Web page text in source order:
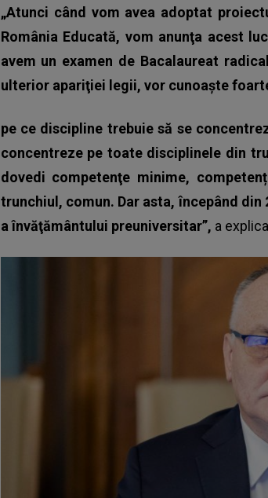
„Atunci când vom avea adoptat
România Educată, vom anunţa acest
avem un examen de Bacalaureat
ulterior apariţiei legii, vor cunoaşte
pe ce discipline trebuie să se
concentreze pe toate disciplinele din
dovedi competenţe minime,
trunchiul, comun. Dar asta, începând
a învăţământului preuniversitar”, a